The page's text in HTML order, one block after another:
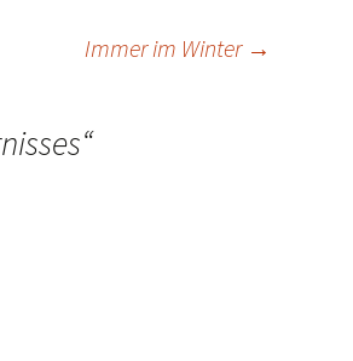
Immer im Winter →
“